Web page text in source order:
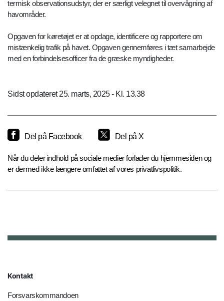
termisk observationsudstyr, der er særligt velegnet til overvågning af
havområder.
Opgaven for køretøjet er at opdage, identificere og rapportere om
mistænkelig trafik på havet. Opgaven gennemføres i tæt samarbejde
med en forbindelsesofficer fra de græske myndigheder.
Sidst opdateret 25. marts, 2025 - Kl. 13.38
Del på Facebook Del på X
Når du deler indhold på sociale medier forlader du hjemmesiden og
er dermed ikke længere omfattet af vores privatlivspolitik.
Kontakt
Forsvarskommandoen